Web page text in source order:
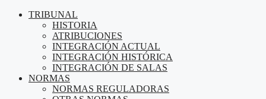
TRIBUNAL
HISTORIA
ATRIBUCIONES
INTEGRACIÓN ACTUAL
INTEGRACIÓN HISTÓRICA
INTEGRACIÓN DE SALAS
NORMAS
NORMAS REGULADORAS